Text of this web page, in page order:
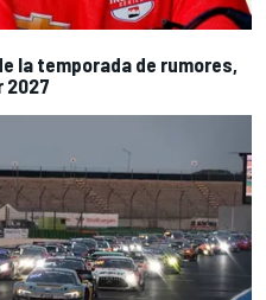
la temporada de rumores,
2027